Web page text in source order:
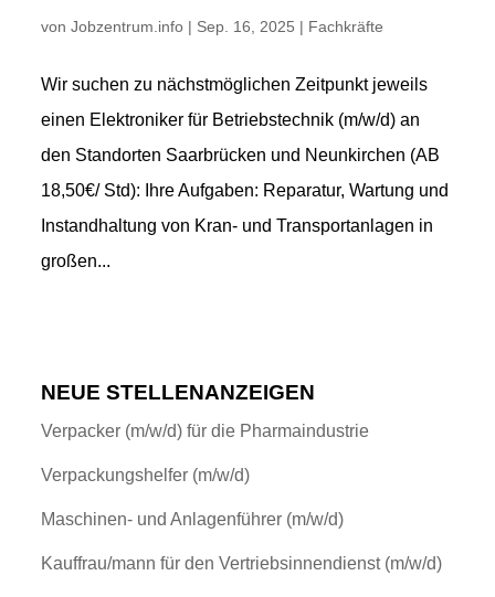
vonJobzentrum.info | Sep. 16, 2025 | Fachkräfte
Wir suchen zu nächstmöglichen Zeitpunkt jeweils
einen Elektroniker für Betriebstechnik (m/w/d) an
den Standorten Saarbrücken und Neunkirchen (AB
18,50€/ Std): Ihre Aufgaben: Reparatur, Wartung und
Instandhaltung von Kran- und Transportanlagen in
großen...
NEUE STELLENANZEIGEN
Verpacker (m/w/d) für die Pharmaindustrie
Verpackungshelfer (m/w/d)
Maschinen- und Anlagenführer (m/w/d)
Kauffrau/mann für den Vertriebsinnendienst (m/w/d)